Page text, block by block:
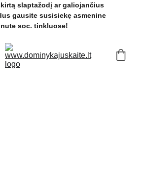
gausite susisiekę asmenine
soc. tinkluose!